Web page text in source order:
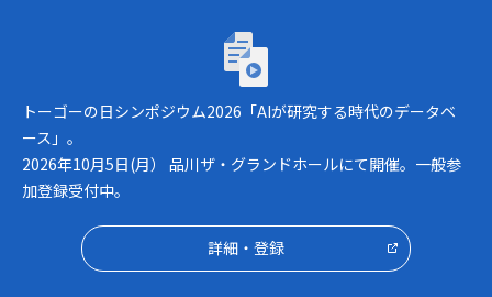
トーゴーの日シンポジウム2026「AIが研究
トーゴーの日シンポジウム2026「AIが研究する時代のデータベ
ース」。
2026年10月5日(月） 品川ザ・グランドホールにて開催。一般参
加登録受付中。
詳細・登録